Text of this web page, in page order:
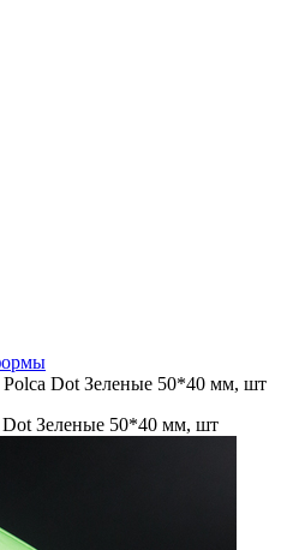
Dot Зеленые 50*40 мм, шт
Зеленые 50*40 мм, шт